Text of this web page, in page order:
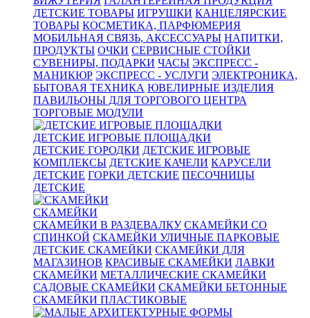
ДЕТСКИЕ ТОВАРЫ ИГРУШКИ КАНЦЕЛЯРСКИЕ
ТОВАРЫ КОСМЕТИКА, ПАРФЮМЕРИЯ
МОБИЛЬНАЯ СВЯЗЬ, АКСЕССУАРЫ НАПИТКИ,
ПРОДУКТЫ ОЧКИ СЕРВИСНЫЕ СТОЙКИ
СУВЕНИРЫ, ПОДАРКИ ЧАСЫ ЭКСПРЕСС -
МАНИКЮР ЭКСПРЕСС - УСЛУГИ ЭЛЕКТРОНИКА,
БЫТОВАЯ ТЕХНИКА ЮВЕЛИРНЫЕ ИЗДЕЛИЯ
ПАВИЛЬОНЫ ДЛЯ ТОРГОВОГО ЦЕНТРА
ТОРГОВЫЕ МОДУЛИ
ДЕТСКИЕ ИГРОВЫЕ ПЛОЩАДКИ
ДЕТСКИЕ ГОРОДКИ ДЕТСКИЕ ИГРОВЫЕ
КОМПЛЕКСЫ ДЕТСКИЕ КАЧЕЛИ КАРУСЕЛИ
ДЕТСКИЕ ГОРКИ ДЕТСКИЕ ПЕСОЧНИЦЫ
ДЕТСКИЕ
СКАМЕЙКИ
СКАМЕЙКИ В РАЗДЕВАЛКУ СКАМЕЙКИ СО
СПИНКОЙ СКАМЕЙКИ УЛИЧНЫЕ ПАРКОВЫЕ
ДЕТСКИЕ СКАМЕЙКИ СКАМЕЙКИ ДЛЯ
МАГАЗИНОВ КРАСИВЫЕ СКАМЕЙКИ ЛАВКИ
СКАМЕЙКИ МЕТАЛЛИЧЕСКИЕ СКАМЕЙКИ
САДОВЫЕ СКАМЕЙКИ СКАМЕЙКИ БЕТОННЫЕ
СКАМЕЙКИ ПЛАСТИКОВЫЕ